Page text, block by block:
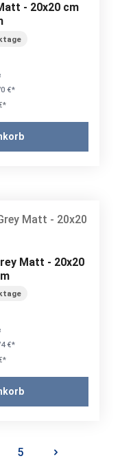
- 20x20 cm
€*
Matt - 20x20
€*
Seite
5